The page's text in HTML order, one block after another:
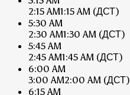
2:15 AM1:15 AM (ДСТ)
5:30 AM
2:30 AM1:30 AM (ДСТ)
5:45 AM
2:45 AM1:45 AM (ДСТ)
6:00 AM
3:00 AM2:00 AM (ДСТ)
6:15 AM